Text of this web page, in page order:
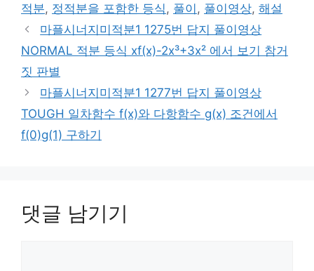
적분, 정적분을 포함한 등식, 풀이 , 풀이영상, 해설
마플시너지미적분1 1275번 답지 풀이영상
NORMAL 적분 등식 xf(x)-2x³+3x² 에서 보기 참거
짓 판별
마플시너지미적분1 1277번 답지 풀이영상
TOUGH 일차함수 f(x)와 다항함수 g(x) 조건에서
f(0)g(1) 구하기
댓글 남기기